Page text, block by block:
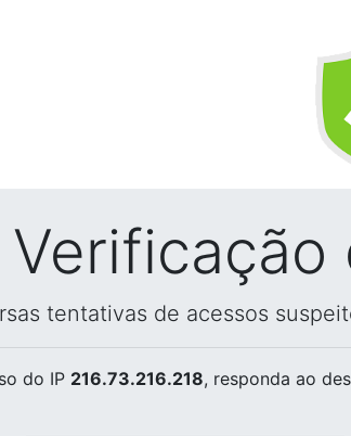
Verificação
tentativas de acessos
do IP 216.73.216.218, responda ao